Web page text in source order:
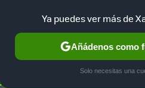
SELECCIÓN GAMING HOME
Ya puedes ver más de
Añádenos como
Solo necesitas una